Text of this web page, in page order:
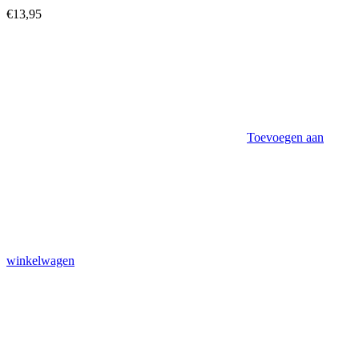
€13,95
Toevoegen aan
winkelwagen